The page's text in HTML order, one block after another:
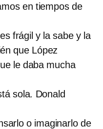
en tiempos de
frágil y la sabe y la
que López
le daba mucha
sola. Donald
o imaginarlo de